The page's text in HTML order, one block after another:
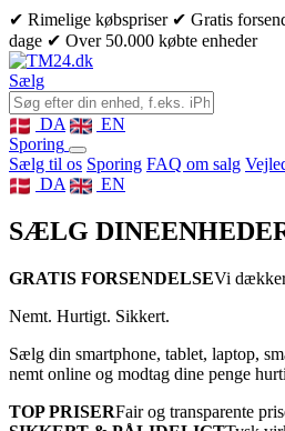
✔ Rimelige købspriser ✔ Gratis
dage ✔ Over 50.000 købte enheder
Sælg
DA
EN
Sporing
Sælg til os Sporing FAQ om salg
DA
EN
SÆLG DINE
GRATIS FORSENDELSEVi
Nemt. Hurtigt. Sikkert.
Sælg din smartphone, tablet, laptop,
nemt online og modtag dine penge
TOP PRISERFair og transparente